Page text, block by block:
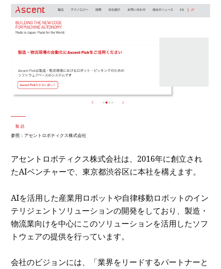
参照： アセントロボティクス株式会社
アセントロボティクス株式会社は、2016年に創立され
たAIベンチャーで、東京都渋谷区に本社を構えます。
AIを活用した産業用ロボットや自律移動ロボットのイン
テリジェントソリューションの開発をしており、製造・
物流業向けを中心にこのソリューションを活用したソフ
トウェアの提供を行っています。
会社のビジョンには、「業界をリードするパートナーと